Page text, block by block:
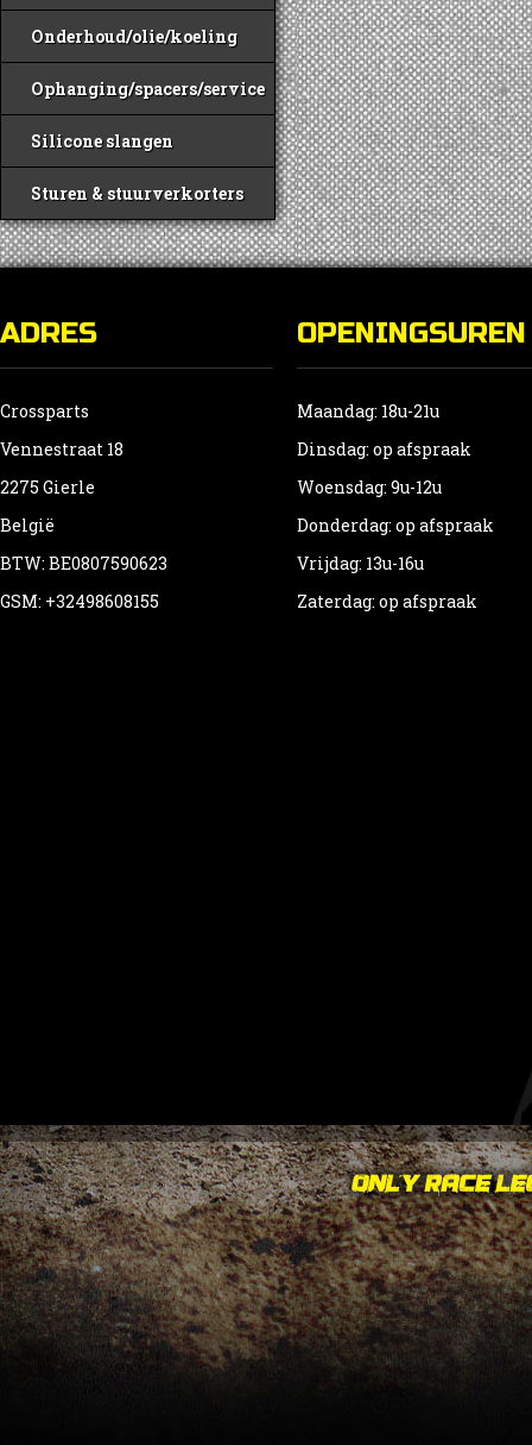
Onderhoud/olie/koeling
Ophanging/spacers/service
Silicone slangen
Sturen & stuurverkorters
ADRES
Crossparts
Vennestraat 18
2275 Gierle
België
BTW: BE0807590623
GSM: +32498608155
OPENINGSUREN
Maandag: 18u-21u
Dinsdag: op afspraak
Woensdag: 9u-12u
Donderdag: op afspraak
Vrijdag: 13u-16u
Zaterdag: op afspraak